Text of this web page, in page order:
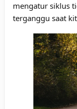
mengatur siklus
terganggu saat